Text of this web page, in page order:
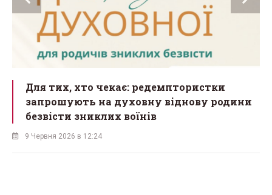
Для тих, хто чекає: редемптористки
запрошують на духовну віднову родини
безвісти зниклих воїнів
9 Червня 2026 в 12:24